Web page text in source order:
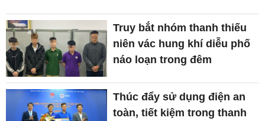
Truy bắt nhóm thanh thiếu
niên vác hung khí diễu phố
náo loạn trong đêm
Thúc đẩy sử dụng điện an
toàn, tiết kiệm trong thanh